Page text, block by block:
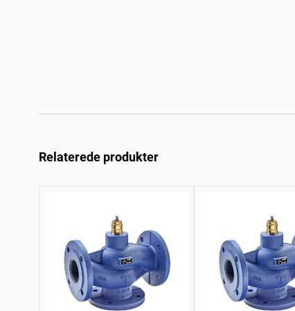
Relaterede produkter